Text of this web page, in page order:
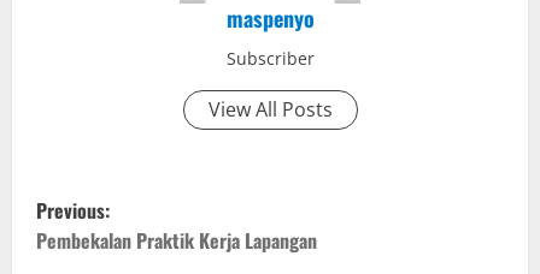
maspenyo
Subscriber
View All Posts
P
o
Previous:
Pembekalan Praktik Kerja Lapangan